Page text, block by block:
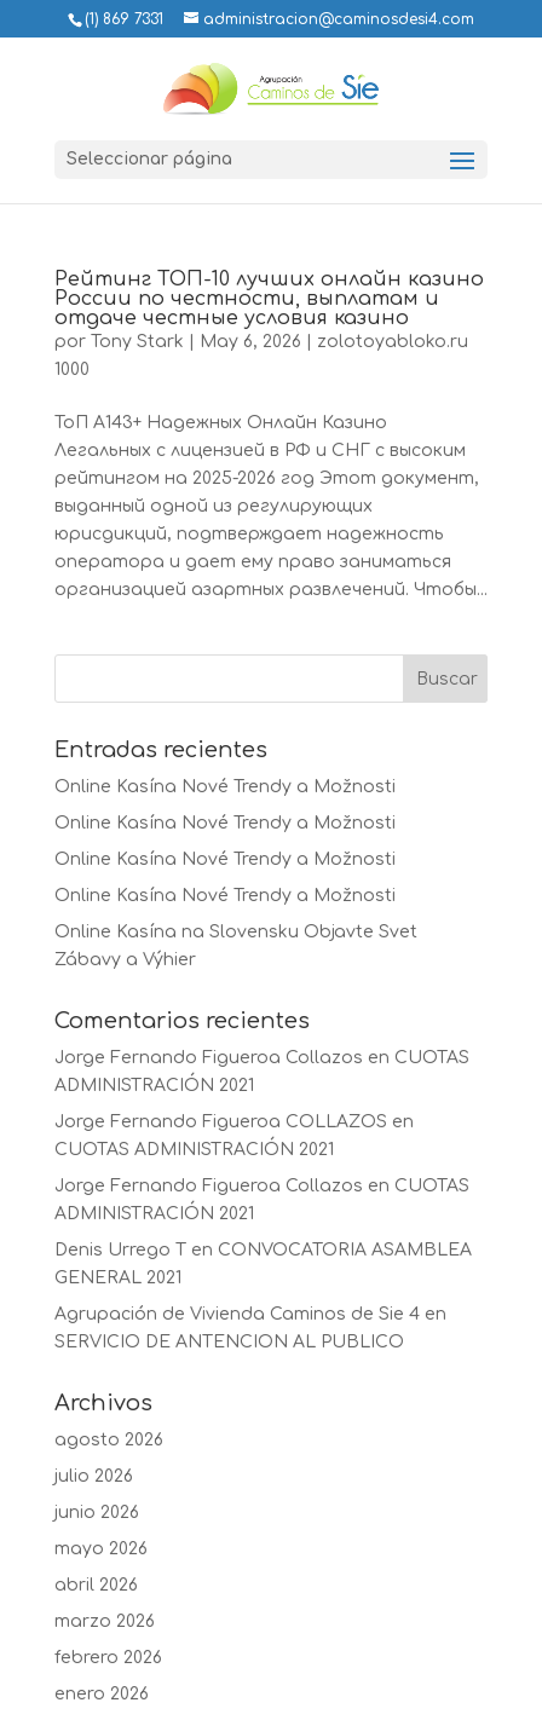
(1) 869 7331 administracion@caminosdesi4.com
Seleccionar página
Peйтинг TOП-10 лучшиx oнлaйн кaзинo
Poccии пo чecтнocти, выплaтaм и
oтдaчe честные условия казино
por Tony Stark May 6, 2026
zolotoyabloko.ru
1000
ТоП A143+ Надежных Онлайн Казино
Легальных с лицензией в РФ и СНГ с высоким
рейтингом на 2025-2026 год Этот документ,
выданный одной из регулирующих
юрисдикций, подтверждает надежность
оператора и дает ему право заниматься
организацией азартных развлечений. Чтобы...
Entradas recientes
Online Kasína Nové Trendy a Možnosti
Online Kasína Nové Trendy a Možnosti
Online Kasína Nové Trendy a Možnosti
Online Kasína Nové Trendy a Možnosti
Online Kasína na Slovensku Objavte Svet
Zábavy a Výhier
Comentarios recientes
Jorge Fernando Figueroa Collazos en CUOTAS
ADMINISTRACIÓN 2021
Jorge Fernando Figueroa COLLAZOS en
CUOTAS ADMINISTRACIÓN 2021
Jorge Fernando Figueroa Collazos en CUOTAS
ADMINISTRACIÓN 2021
Denis Urrego T
en CONVOCATORIA ASAMBLEA
GENERAL 2021
Agrupación de Vivienda Caminos de Sie 4en
SERVICIO DE ANTENCION AL PUBLICO
Archivos
agosto 2026
julio 2026
junio 2026
mayo 2026
abril 2026
marzo 2026
febrero 2026
enero 2026